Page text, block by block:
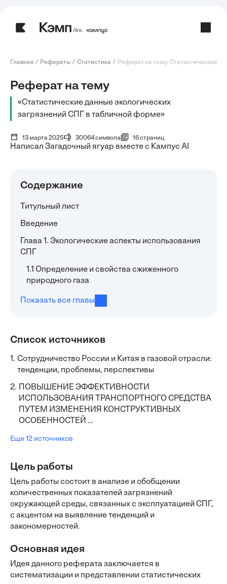
/ех.
Главная Рефераты Статистика Реферат на тему: Статистические
Реферат на тему
«Статистические данные экологических
загрязнений СПГ в табличной форме»
13 марта 2025 30064 символа 16 страниц
Написал Загадочный ягуар вместе с Кампус AI
Содержание
Титульный лист
Введение
Глава 1. Экологические аспекты использования
СПГ
1.1 Определение и свойства сжиженного
природного газа
Показать все главы
Список источников
1. Сотрудничество России и Китая в газовой отрасли:
тенденции, проблемы, перспективы
2.
ПОВЫШЕНИЕ ЭФФЕКТИВНОСТИ
ИСПОЛЬЗОВАНИЯ ТРАНСПОРТНОГО СРЕДСТВА
ПУТЕМ ИЗМЕНЕНИЯ КОНСТРУКТИВНЫХ
ОСОБЕННОСТЕЙ …
Еще 12 источников
Цель работы
Цель работы состоит в анализе и обобщении
количественных показателей загрязнений
окружающей среды, связанных с эксплуатацией СПГ,
с акцентом на выявление тенденций и
закономерностей.
Основная идея
Идея данного реферата заключается в
систематизации и представлении статистических